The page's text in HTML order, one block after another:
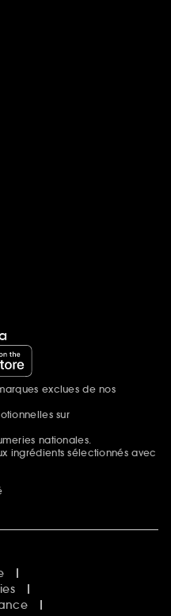
exclues de nos
sur
nationales.
ingrédients sélectionnés avec